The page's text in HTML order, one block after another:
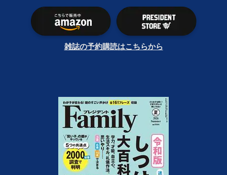
雑誌の予約購読はこちらから